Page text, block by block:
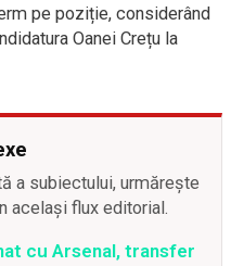
pe poziție, considerând
Oanei Crețu la
a subiectului, urmărește
același flux editorial.
cu Arsenal, transfer